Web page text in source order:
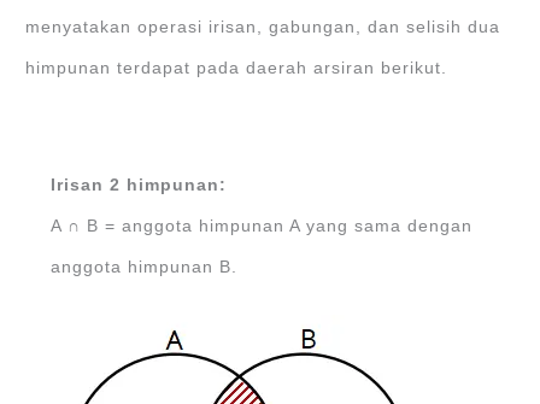
menyatakan operasi irisan, gabungan, dan selisih dua
himpunan terdapat pada daerah arsiran berikut.
Irisan 2 himpunan:
A ∩ B = anggota himpunan A yang sama dengan
anggota himpunan B.